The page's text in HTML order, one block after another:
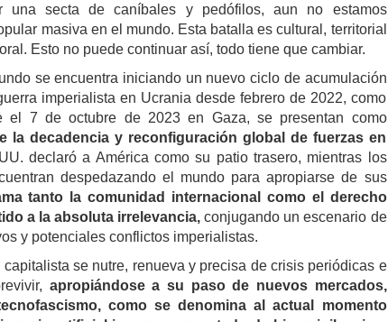
una secta de caníbales y pedófilos, aun no estamos
masiva en el mundo. Esta batalla es cultural, territorial
Esto no puede continuar así, todo tiene que cambiar.
se encuentra iniciando un nuevo ciclo de acumulación
imperialista en Ucrania desde febrero de 2022, como
el 7 de octubre de 2023 en Gaza, se presentan como
la decadencia y reconfiguración global de fuerzas en
declaró a América como su patio trasero, mientras los
despedazando el mundo para apropiarse de sus
tanto la comunidad internacional como el derecho
a la absoluta irrelevancia, conjugando un escenario de
y potenciales conflictos imperialistas.
se nutre, renueva y precisa de crisis periódicas e
apropiándose a su paso de nuevos mercados,
como se denomina al actual momento